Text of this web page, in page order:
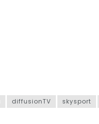
diffusionTV skysport